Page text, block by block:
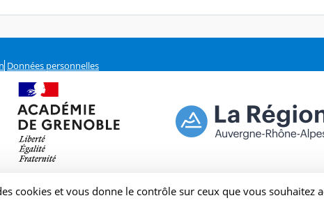
Données personnelles
cookies et vous donne le contrôle sur ceux que vous souhaitez